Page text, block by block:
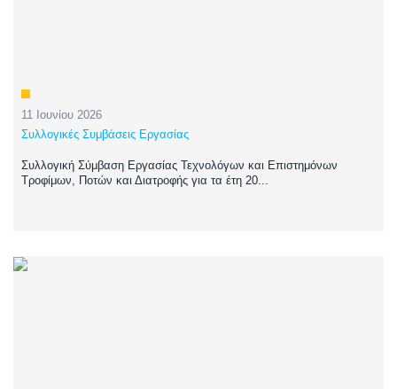
11 Ιουνίου 2026
Συλλογικές Συμβάσεις Εργασίας
Συλλογική Σύμβαση Εργασίας Τεχνολόγων και Επιστημόνων
Τροφίμων, Ποτών και Διατροφής για τα έτη 20...